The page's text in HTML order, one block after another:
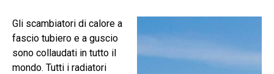
Gli scambiatori di calore a
fascio tubiero e a guscio
sono collaudati in tutto il
mondo. Tutti i radiatori